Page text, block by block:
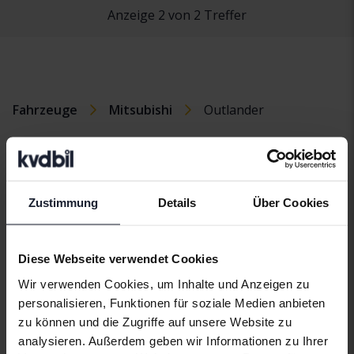
Zustimmung Details Über Cookies
Diese Webseite verwendet Cookies
Wir verwenden Cookies, um Inhalte und Anzeigen zu
personalisieren, Funktionen für soziale Medien anbieten
zu können und die Zugriffe auf unsere Website zu
analysieren. Außerdem geben wir Informationen zu Ihrer
Anzeige 2 von 2 Treffer
Fahrzeuge Mitsubishi Outlander
Lancer
Outlander
Automarken